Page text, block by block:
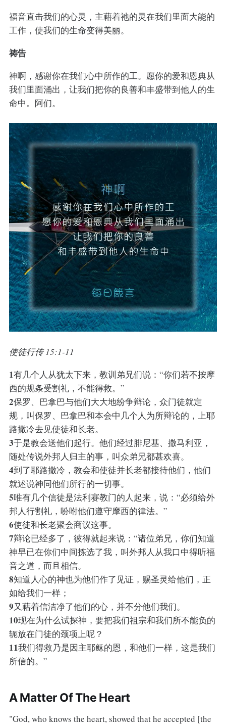
福音直击我们的心灵，主藉着祂的灵在我们里面大能的
工作，使我们的生命变得美丽。
祷告
神啊，感谢你在我们心中所作的工。愿你的爱和恩典从
我们里面涌出，让我们把你的良善和丰盛带到他人的生
命中。阿们。
使徒行传 15:1-11
1有几个人从犹太下来，教训弟兄们说：“你们若不按摩
西的规条受割礼，不能得救。”
2保罗、巴拿巴与他们大大地纷争辩论，众门徒就定
规，叫保罗、巴拿巴和本会中几个人为所辩论的，上耶
路撒冷去见使徒和长老。
3于是教会送他们起行。他们经过腓尼基、撒马利亚，
随处传说外邦人归主的事，叫众弟兄都甚欢喜。
4到了耶路撒冷，教会和使徒并长老都接待他们，他们
就述说神同他们所行的一切事。
5唯有几个信徒是法利赛教门的人起来，说：“必须给外
邦人行割礼，吩咐他们遵守摩西的律法。”
6使徒和长老聚会商议这事。
7辩论已经多了，彼得就起来说：“诸位弟兄，你们知道
神早已在你们中间拣选了我，叫外邦人从我口中得听福
音之道，而且相信。
8知道人心的神也为他们作了见证，赐圣灵给他们，正
如给我们一样；
9又藉着信洁净了他们的心，并不分他们我们。
10现在为什么试探神，要把我们祖宗和我们所不能负的
轭放在门徒的颈项上呢？
11我们得救乃是因主耶稣的恩，和他们一样，这是我们
所信的。”
A Matter Of The Heart
"God, who knows the heart, showed that he accepted [the